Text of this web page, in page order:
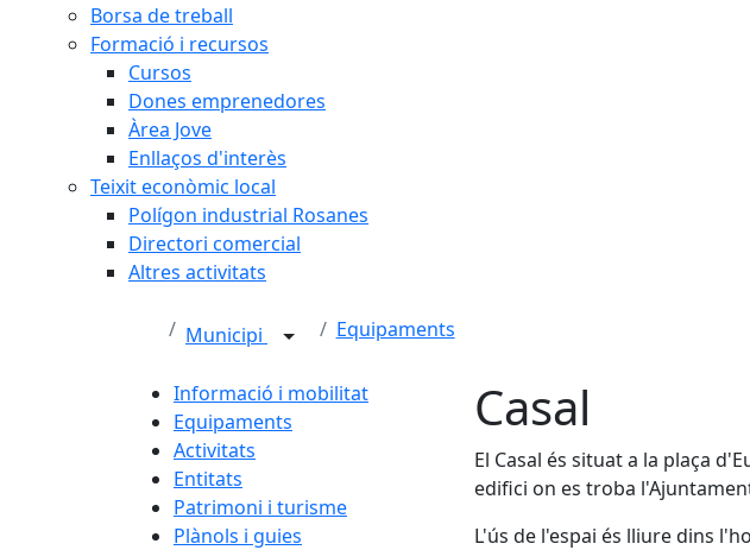
Borsa de treball
Formació i recursos
Cursos
Dones emprenedores
Àrea Jove
Enllaços d'interès
Teixit econòmic local
Polígon industrial Rosanes
Directori comercial
Altres activitats
Municipi Equipaments
Informació i mobilitat
Equipaments
Activitats
Entitats
Patrimoni i turisme
Plànols i guies
Casal
El Casal és situat a la plaça
edifici on es troba
L'ús de l'espai és lliure dins